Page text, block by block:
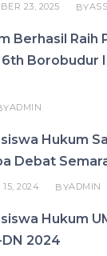
23, 2025 BY
Berhasil Raih
Borobudur
ADMIN
Hukum
Debat
15, 2024 BYADMIN
Hukum
DN 2024